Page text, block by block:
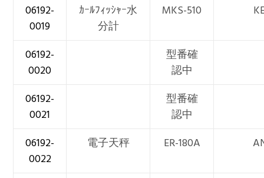
06192-
0019
ｶｰﾙﾌｨｯｼｬｰ水
分計
MKS-510
06192-
0020
型番確
認中
06192-
0021
型番確
認中
06192-
0022
電子天秤 ER-180A